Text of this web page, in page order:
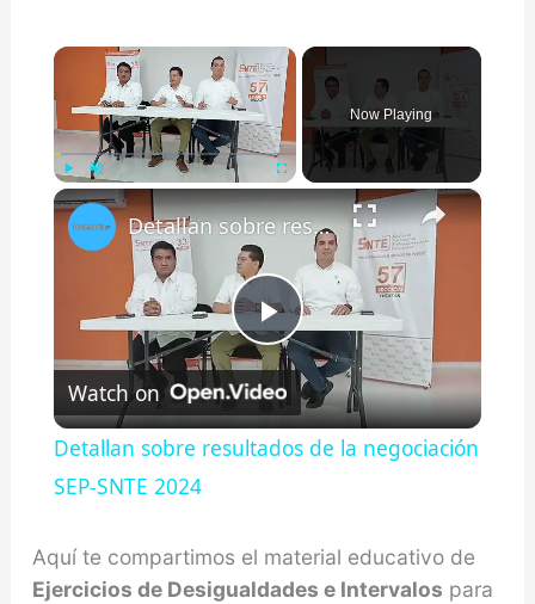
×
Unmute
Now Playing
×
Play
Video
Detallan sobre resultados de la negociación SEP-SNTE 2024
Watch on
Detallan sobre resultados de la negociación
SEP-SNTE 2024
Aquí te compartimos el material educativo de
Ejercicios de Desigualdades e Intervalos para